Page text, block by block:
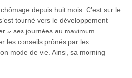
depuis huit mois. C’est sur le
tourné vers le développement
» ses journées au maximum.
les conseils prônés par les
mode de vie. Ainsi, sa morning